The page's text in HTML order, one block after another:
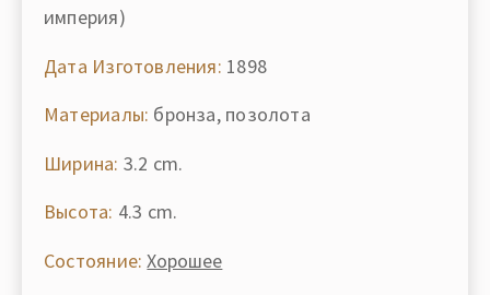
империя)
Дата Изготовления: 1898
Материалы: бронза, позолота
Ширина: 3.2 cm.
Высота: 4.3 cm.
Состояние: Хорошее